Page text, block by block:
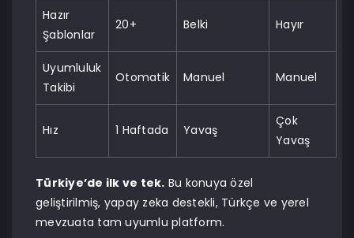
Hazır
Şablonlar
20+ Belki Hayır
Uyumluluk
Takibi
Otomatik Manuel Manuel
Hız 1 Haftada Yavaş
Çok
Yavaş
Türkiye’de ilk ve tek. Bu konuya özel
geliştirilmiş, yapay zeka destekli, Türkçe ve yerel
mevzuata tam uyumlu platform.